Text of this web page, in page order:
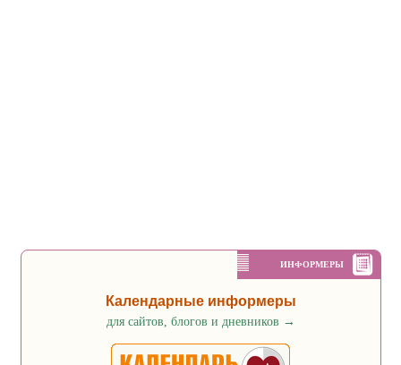
ИНФОРМЕРЫ
Календарные информеры
для сайтов, блогов и дневников →